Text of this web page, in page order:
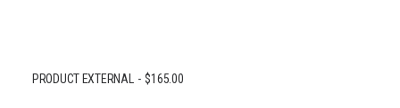
PRODUCT EXTERNAL $165.00